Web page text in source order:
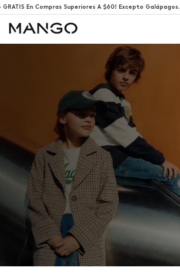
GRATIS En Compras Superiores A $60! Excepto Galápagos.